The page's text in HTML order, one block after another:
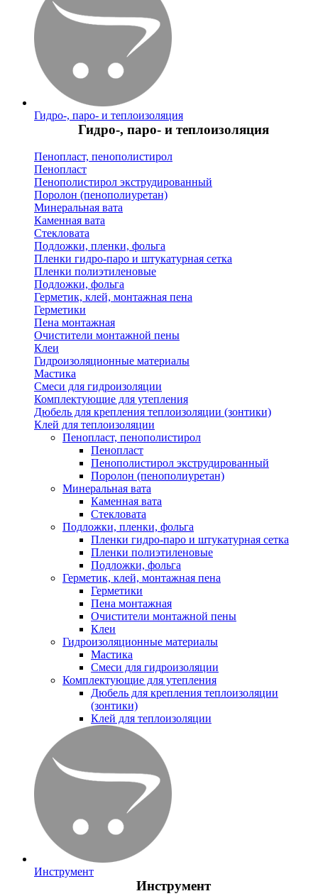
Гидро-, паро- и теплоизоляция
Гидро-, паро- и теплоизоляция
Пенопласт, пенополистирол
Пенопласт
Пенополистирол экструдированный
Поролон (пенополиуретан)
Минеральная вата
Каменная вата
Стекловата
Подложки, пленки, фольга
Пленки гидро-паро и штукатурная сетка
Пленки полиэтиленовые
Подложки, фольга
Герметик, клей, монтажная пена
Герметики
Пена монтажная
Очистители монтажной пены
Клеи
Гидроизоляционные материалы
Мастика
Смеси для гидроизоляции
Комплектующие для утепления
Дюбель для крепления теплоизоляции (зонтики)
Клей для теплоизоляции
Пенопласт, пенополистирол
Пенопласт
Пенополистирол экструдированный
Поролон (пенополиуретан)
Минеральная вата
Каменная вата
Стекловата
Подложки, пленки, фольга
Пленки гидро-паро и штукатурная сетка
Пленки полиэтиленовые
Подложки, фольга
Герметик, клей, монтажная пена
Герметики
Пена монтажная
Очистители монтажной пены
Клеи
Гидроизоляционные материалы
Мастика
Смеси для гидроизоляции
Комплектующие для утепления
Дюбель для крепления теплоизоляции
(зонтики)
Клей для теплоизоляции
Инструмент
Инструмент